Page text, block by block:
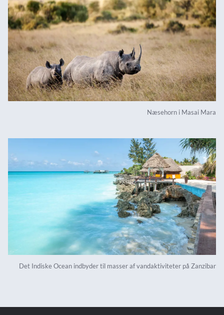
Næsehorn i Masai Mara
Det Indiske Ocean indbyder til masser af vandaktiviteter på Zanzibar